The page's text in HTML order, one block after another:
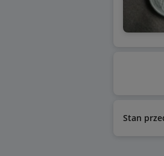
Stan